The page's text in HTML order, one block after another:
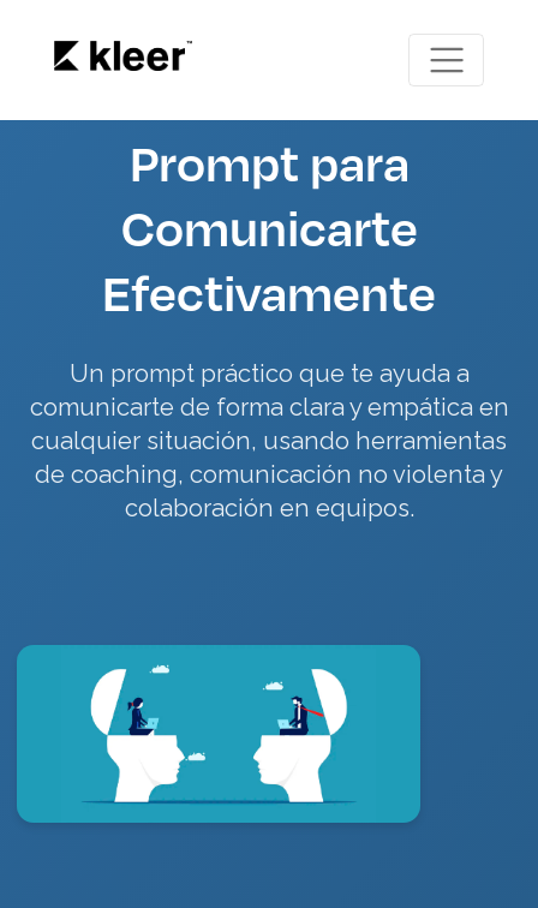
Prompt para
Comunicarte
Efectivamente
Un prompt práctico que te ayuda a
comunicarte de forma clara y empática en
cualquier situación, usando herramientas
de coaching, comunicación no violenta y
colaboración en equipos.